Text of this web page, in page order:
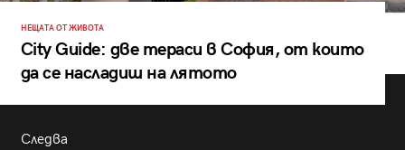
НЕЩАТА ОТ ЖИВОТА
City Guide: две тераси в София, от които
да се насладиш на лятото
Следва